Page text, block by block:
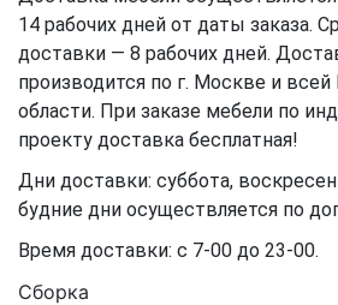
14 рабочих дней от даты заказа.
доставки — 8 рабочих дней.
производится по г. Москве и
области. При заказе мебели по
проекту доставка бесплатная!
Дни доставки: суббота,
будние дни осуществляется по
Время доставки: с 7-00 до 23-00.
Сборка